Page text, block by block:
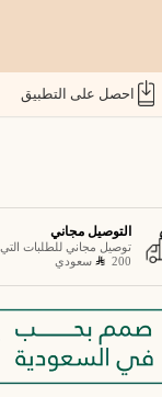
احصل على التطبيق
التوصيل مجاني
توصيل مجاني للطلبات التي
200
سعودي